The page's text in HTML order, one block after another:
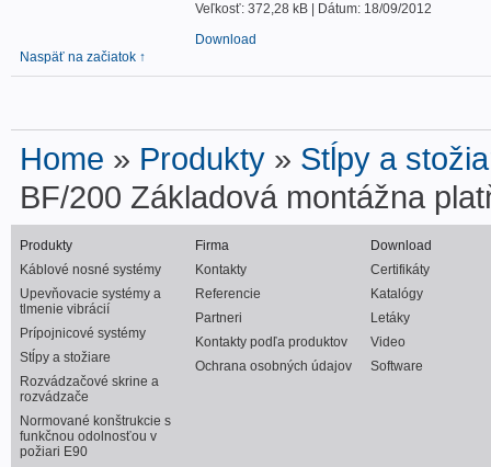
Veľkosť: 372,28 kB | Dátum: 18/09/2012
Download
Naspäť na začiatok ↑
Home » Produkty » Stĺpy a
BF/200 Základová montážna
Produkty
Káblové nosné systémy
Upevňovacie systémy a
tlmenie vibrácií
Prípojnicové systémy
Stĺpy a stožiare
Rozvádzačové skrine a
rozvádzače
Normované konštrukcie s
funkčnou odolnosťou v
požiari E90
Firma
Kontakty
Referencie
Partneri
Kontakty podľa produktov
Ochrana osobných údajov
Download
Certifikáty
Katalógy
Letáky
Video
Software